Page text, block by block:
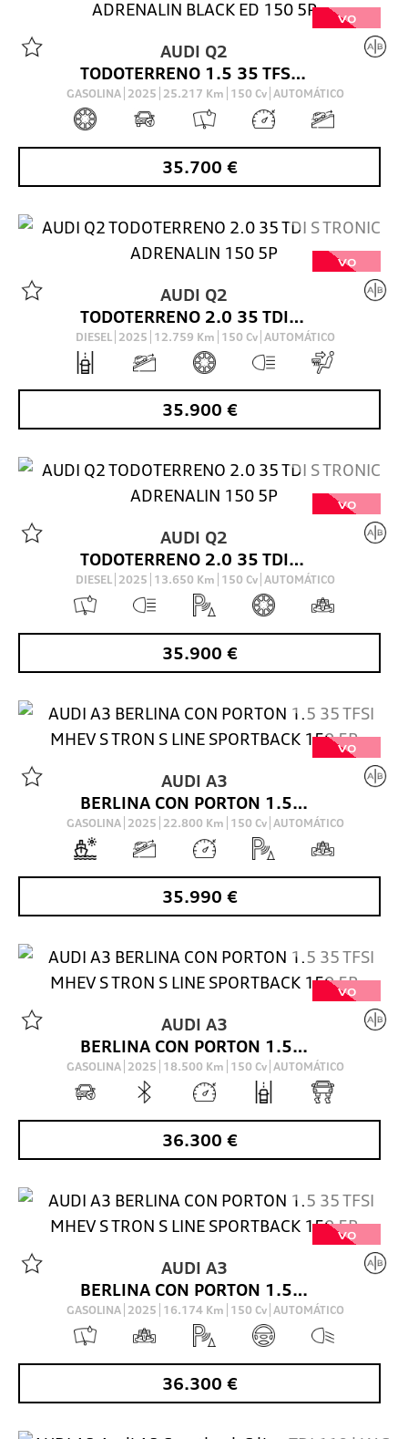
VO
AUDI Q2
TODOTERRENO 1.5 35 TFSI S TRONIC ADRENALIN BLACK ED 150 5P
GASOLINA 2025 25.217 Km 150 Cv AUTOMÁTICO
35.700 €
VO
AUDI Q2
TODOTERRENO 2.0 35 TDI S TRONIC ADRENALIN 150 5P
DIESEL 2025 12.759 Km 150 Cv AUTOMÁTICO
35.900 €
VO
AUDI Q2
TODOTERRENO 2.0 35 TDI S TRONIC ADRENALIN 150 5P
DIESEL 2025 13.650 Km 150 Cv AUTOMÁTICO
35.900 €
VO
AUDI A3
BERLINA CON PORTON 1.5 35 TFSI MHEV S TRON S LINE SPORTBACK 150 5P
GASOLINA 2025 22.800 Km 150 Cv AUTOMÁTICO
35.990 €
VO
AUDI A3
BERLINA CON PORTON 1.5 35 TFSI MHEV S TRON S LINE SPORTBACK 150 5P
GASOLINA 2025 18.500 Km 150 Cv AUTOMÁTICO
36.300 €
VO
AUDI A3
BERLINA CON PORTON 1.5 35 TFSI MHEV S TRON S LINE SPORTBACK 150 5P
GASOLINA 2025 16.174 Km 150 Cv AUTOMÁTICO
36.300 €